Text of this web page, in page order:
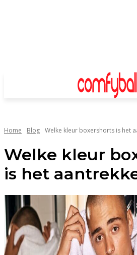
Home Blog Welke kleur boxershorts is het
Welke kleur
is het